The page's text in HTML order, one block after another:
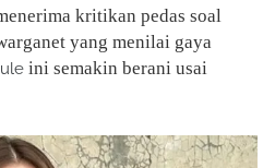
kritikan pedas soal
yang menilai gaya
ini semakin berani usai